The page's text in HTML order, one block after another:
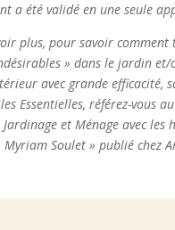
a été validé en une seule
plus, pour savoir
» dans le jardin et/
avec grande efficacité,
Essentielles, référez-vous
et Ménage avec les
Myriam Soulet » publié chez